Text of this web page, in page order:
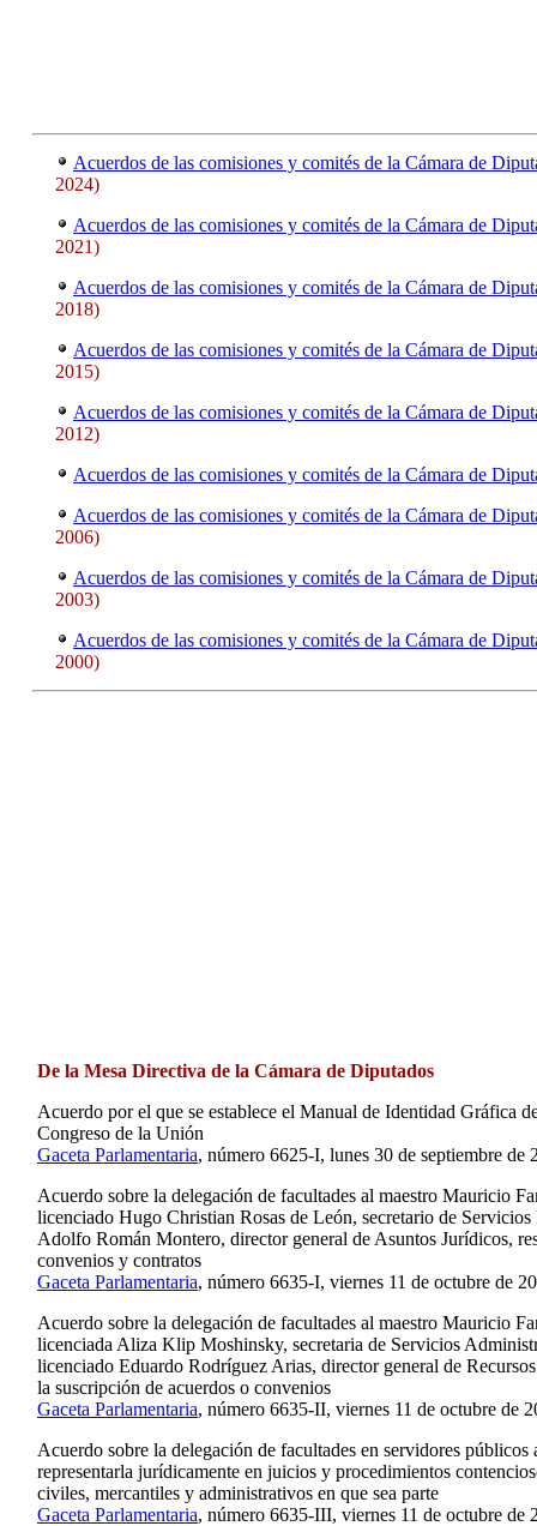
Acuerdos de las comisiones y comités de la Cámara de
2024)
Acuerdos de las comisiones y comités de la Cámara de
2021)
Acuerdos de las comisiones y comités de la Cámara de
2018)
Acuerdos de las comisiones y comités de la Cámara de
2015)
Acuerdos de las comisiones y comités de la Cámara de
2012)
Acuerdos de las comisiones y comités de la Cámara de
Acuerdos de las comisiones y comités de la Cámara de
2006)
Acuerdos de las comisiones y comités de la Cámara de
2003)
Acuerdos de las comisiones y comités de la Cámara de
2000)
De la Mesa Directiva de la Cámara de Diputados
Acuerdo por el que se establece el Manual de Identidad Gráfica
Congreso de la Unión
Gaceta Parlamentaria, número 6625-I, lunes 30 de septiembre de
Acuerdo sobre la delegación de facultades al maestro Mauricio
licenciado Hugo Christian Rosas de León, secretario de Servicios
Adolfo Román Montero, director general de Asuntos Jurídicos,
convenios y contratos
Gaceta Parlamentaria, número 6635-I, viernes 11 de octubre de
Acuerdo sobre la delegación de facultades al maestro Mauricio
licenciada Aliza Klip Moshinsky, secretaria de Servicios
licenciado Eduardo Rodríguez Arias, director general de
la suscripción de acuerdos o convenios
Gaceta Parlamentaria, número 6635-II, viernes 11 de octubre de
Acuerdo sobre la delegación de facultades en servidores públicos
representarla jurídicamente en juicios y procedimientos
civiles, mercantiles y administrativos en que sea parte
Gaceta Parlamentaria, número 6635-III, viernes 11 de octubre de